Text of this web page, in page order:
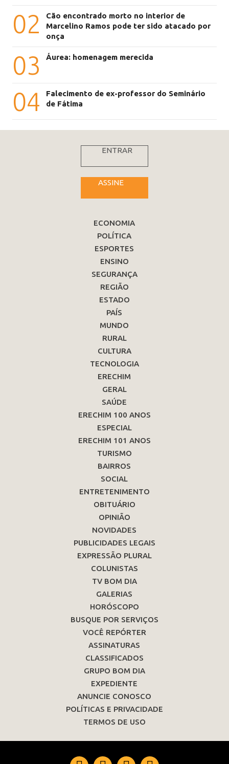
02
Cão encontrado morto no interior de
Marcelino Ramos pode ter sido atacado por
onça
03 Áurea: homenagem merecida
04
Falecimento de ex-professor do Seminário
de Fátima
ENTRAR
ASSINE
ECONOMIA
POLÍTICA
ESPORTES
ENSINO
SEGURANÇA
REGIÃO
ESTADO
PAÍS
MUNDO
RURAL
CULTURA
TECNOLOGIA
ERECHIM
GERAL
SAÚDE
ERECHIM 100 ANOS
ESPECIAL
ERECHIM 101 ANOS
TURISMO
BAIRROS
SOCIAL
ENTRETENIMENTO
OBITUÁRIO
OPINIÃO
NOVIDADES
PUBLICIDADES LEGAIS
EXPRESSÃO PLURAL
COLUNISTAS
TV BOM DIA
GALERIAS
HORÓSCOPO
BUSQUE POR SERVIÇOS
VOCÊ REPÓRTER
ASSINATURAS
CLASSIFICADOS
GRUPO BOM DIA
EXPEDIENTE
ANUNCIE CONOSCO
POLÍTICAS E PRIVACIDADE
TERMOS DE USO